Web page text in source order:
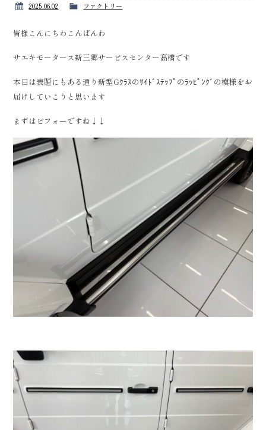
2025.06.02 ファクトリー
皆様こんにちわこんばんわ
サエキモータース新三郷サービスセンター髙橋です
本日は表題にもある通り新型Gｸﾗｽのｻｲﾄﾞｽﾃｯﾌﾟのﾗｯﾋﾟﾝｸﾞの模様をお
届けしていこうと思います
まずはビフォーですね↓↓